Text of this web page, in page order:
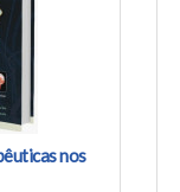
nos